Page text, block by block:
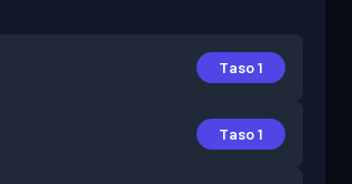
Taso 1
Taso 1